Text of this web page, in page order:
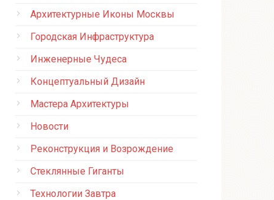
Архитектурные Иконы Москвы
Городская Инфраструктура
Инженерные Чудеса
Концептуальный Дизайн
Мастера Архитектуры
Новости
Реконструкция и Возрождение
Стеклянные Гиганты
Технологии Завтра